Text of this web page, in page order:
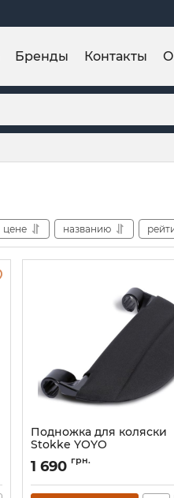
Бренды Контакты
цене названию
Подножка для коляски
Stokke YOYO
Артикул:646701
1 690 грн.